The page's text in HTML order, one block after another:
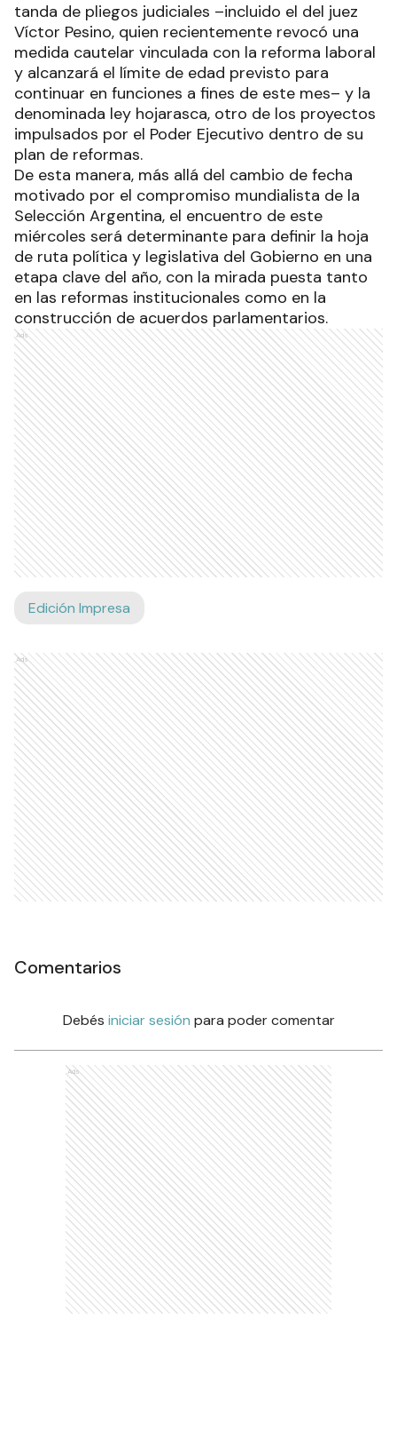
tanda de pliegos judiciales –incluido el del juez
Víctor Pesino, quien recientemente revocó una
medida cautelar vinculada con la reforma laboral
y alcanzará el límite de edad previsto para
continuar en funciones a fines de este mes– y la
denominada ley hojarasca, otro de los proyectos
impulsados por el Poder Ejecutivo dentro de su
plan de reformas.
De esta manera, más allá del cambio de fecha
motivado por el compromiso mundialista de la
Selección Argentina, el encuentro de este
miércoles será determinante para definir la hoja
de ruta política y legislativa del Gobierno en una
etapa clave del año, con la mirada puesta tanto
en las reformas institucionales como en la
construcción de acuerdos parlamentarios.
Ads
Edición Impresa
Ads
Comentarios
Debés iniciar sesión para poder comentar
Ads